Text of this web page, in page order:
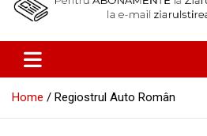
Home Regiostrul Auto Român